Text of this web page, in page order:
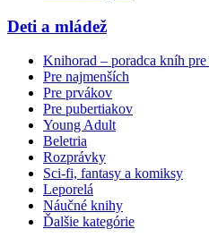
Deti a mládež
Knihorad – poradca kníh pre
Pre najmenších
Pre prvákov
Pre pubertiakov
Young Adult
Beletria
Rozprávky
Sci-fi, fantasy a komiksy
Leporelá
Náučné knihy
Ďalšie kategórie